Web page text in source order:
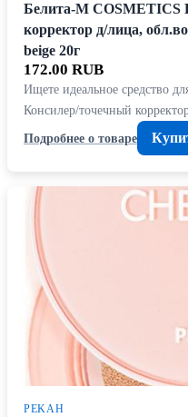
Белита-М COSMETICS
корректор д/лица,
beige 20г
172.00 RUB
Ищете идеальное средство
Консилер/точечный
Подробнее о товаре
PEKAH